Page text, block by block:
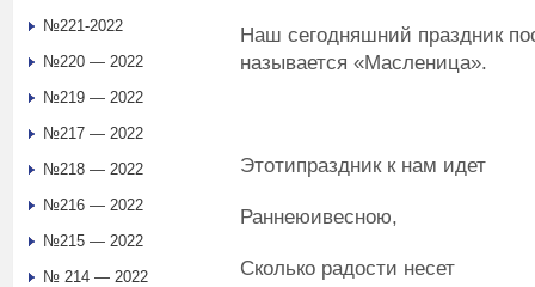
Наш сегодняшний праздник
называется «Масленица».
Этотипраздник к нам идет
Раннеюивесною,
Сколько радости несет
№221-2022
№220 — 2022
№219 — 2022
№217 — 2022
№218 — 2022
№216 — 2022
№215 — 2022
№ 214 — 2022